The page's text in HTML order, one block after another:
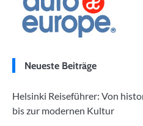
Neueste Beiträge
Helsinki Reiseführer: Von
bis zur modernen Kultur